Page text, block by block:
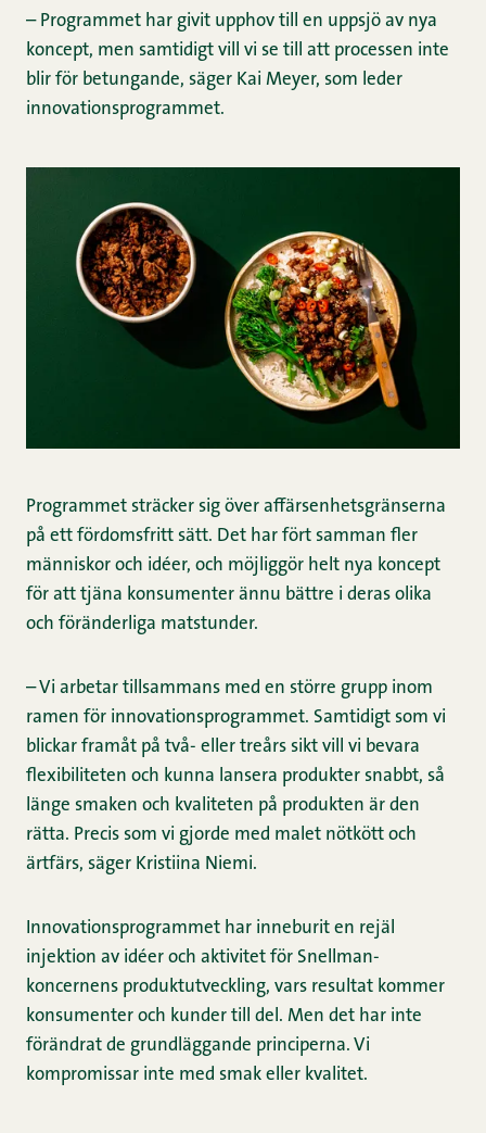
– Programmet har givit upphov till en uppsjö av nya
koncept, men samtidigt vill vi se till att processen inte
blir för betungande, säger Kai Meyer, som leder
innovationsprogrammet.
Programmet sträcker sig över affärsenhetsgränserna
på ett fördomsfritt sätt. Det har fört samman fler
människor och idéer, och möjliggör helt nya koncept
för att tjäna konsumenter ännu bättre i deras olika
och föränderliga matstunder.
– Vi arbetar tillsammans med en större grupp inom
ramen för innovationsprogrammet. Samtidigt som vi
blickar framåt på två- eller treårs sikt vill vi bevara
flexibiliteten och kunna lansera produkter snabbt, så
länge smaken och kvaliteten på produkten är den
rätta. Precis som vi gjorde med malet nötkött och
ärtfärs, säger Kristiina Niemi.
Innovationsprogrammet har inneburit en rejäl
injektion av idéer och aktivitet för Snellman-
koncernens produktutveckling, vars resultat kommer
konsumenter och kunder till del. Men det har inte
förändrat de grundläggande principerna. Vi
kompromissar inte med smak eller kvalitet.